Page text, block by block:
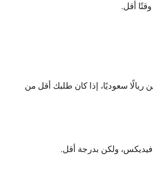
أقل.
سعوديًا، إذا كان طلبك أقل من
ولكن بدرجة أقل.